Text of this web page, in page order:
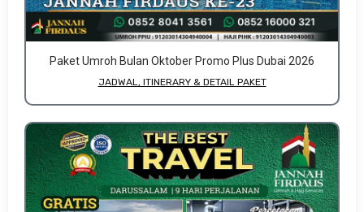
Paket Umroh Bulan Oktober Promo Plus Dubai 2026
JADWAL, ITINERARY & DETAIL PAKET